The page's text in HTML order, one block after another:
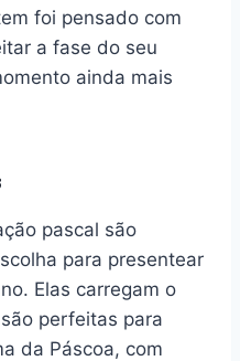
foi pensado com
a fase do seu
ainda mais
pascal são
para presentear
Elas carregam o
perfeitas para
da Páscoa, com